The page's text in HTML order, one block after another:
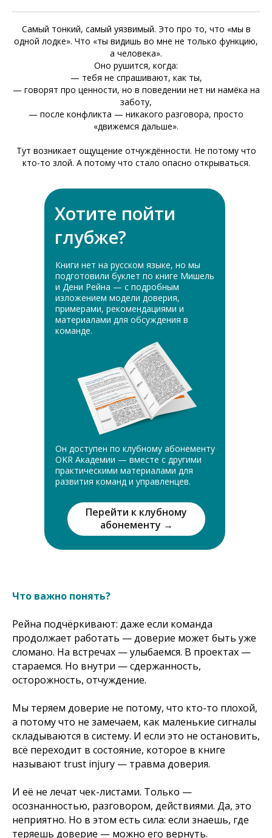
Самый тонкий, самый уязвимый. Это про то, что «мы в
одной лодке». Что «ты видишь во мне не только функцию,
а человека».
Оно рушится, когда:
— тебя не спрашивают, как ты,
— говорят про ценности, но в поведении нет ни намёка на
заботу,
— после конфликта — никакого разговора, просто
«движемся дальше».
Тут возникает ощущение отчуждённости. Не потому что
кто-то злой. А потому что стало опасно открываться.
Книги нет на русском языке, но мы
подготовили буклет по книге Мишель
и Дени Рейна — с подробным
изложением модели доверия,
примерами, рекомендациями и
материалами для обсуждения в
команде.
Он доступен по клубному абонементу
OKR Академии — вместе с другими
практическими материалами для
развития команд и управленцев.
Перейти к клубному
абонементу →
Хотите пойти
глубже?
Что важно понять?
Рейна подчёркивают: даже если команда
продолжает работать — доверие может быть уже
сломано. На встречах — улыбаемся. В проектах —
стараемся. Но внутри — сдержанность,
осторожность, отчуждение.
Мы теряем доверие не потому, что кто-то плохой,
а потому что не замечаем, как маленькие сигналы
складываются в систему. И если это не остановить,
всё переходит в состояние, которое в книге
называют trust injury — травма доверия.
И её не лечат чек-листами. Только —
осознанностью, разговором, действиями. Да, это
неприятно. Но в этом есть сила: если знаешь, где
теряешь доверие — можно его вернуть.